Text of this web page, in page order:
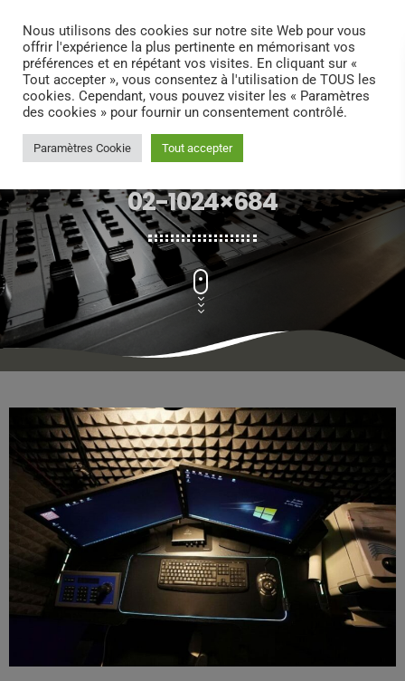
search menu
PHOTO_2022-02-23_20-52-
02-1024×684
Nous utilisons des cookies sur notre site Web pour vous
offrir l'expérience la plus pertinente en mémorisant vos
préférences et en répétant vos visites. En cliquant sur «
Tout accepter », vous consentez à l'utilisation de TOUS les
cookies. Cependant, vous pouvez visiter les « Paramètres
des cookies » pour fournir un consentement contrôlé.
Paramètres Cookie Tout accepter